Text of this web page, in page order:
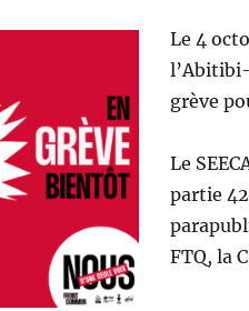
Le 4
grève
Le
partie
FTQ, la